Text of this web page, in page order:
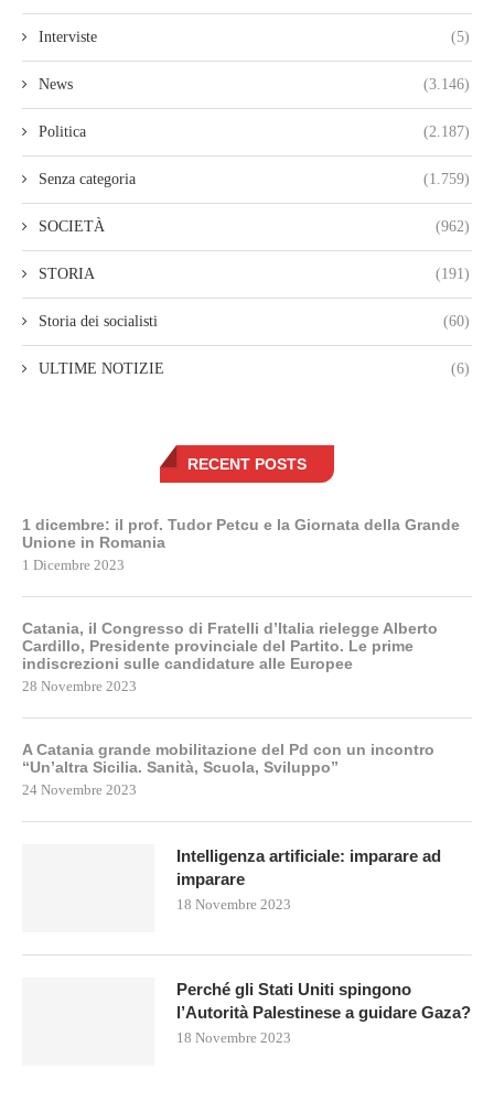
Interviste (5)
News (3.146)
Politica (2.187)
Senza categoria (1.759)
SOCIETÀ (962)
STORIA (191)
Storia dei socialisti (60)
ULTIME NOTIZIE (6)
RECENT POSTS
1 dicembre: il prof. Tudor Petcu e la Giornata della Grande
Unione in Romania
1 Dicembre 2023
Catania, il Congresso di Fratelli d’Italia rielegge Alberto
Cardillo, Presidente provinciale del Partito. Le prime
indiscrezioni sulle candidature alle Europee
28 Novembre 2023
A Catania grande mobilitazione del Pd con un incontro
“Un’altra Sicilia. Sanità, Scuola, Sviluppo”
24 Novembre 2023
Intelligenza artificiale: imparare ad
imparare
18 Novembre 2023
Perché gli Stati Uniti spingono
l’Autorità Palestinese a guidare Gaza?
18 Novembre 2023